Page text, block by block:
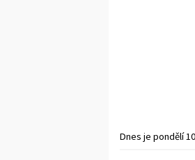
Dnes je pondělí